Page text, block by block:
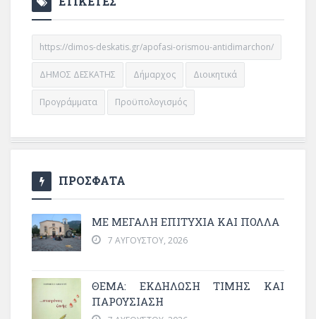
https://dimos-deskatis.gr/apofasi-orismou-antidimarchon/
ΔΗΜΟΣ ΔΕΣΚΑΤΗΣ Δήμαρχος Διοικητικά
Προγράμματα Προϋπολογισμός
ΠΡΟΣΦΑΤΑ
ΜΕ ΜΕΓΆΛΗ ΕΠΙΤΥΧΊΑ ΚΑΙ ΠΟΛΛΆ
7 ΑΥΓΟΎΣΤΟΥ, 2026
ΘΈΜΑ: ΕΚΔΉΛΩΣΗ ΤΙΜΉΣ ΚΑΙ
ΠΑΡΟΥΣΊΑΣΗ